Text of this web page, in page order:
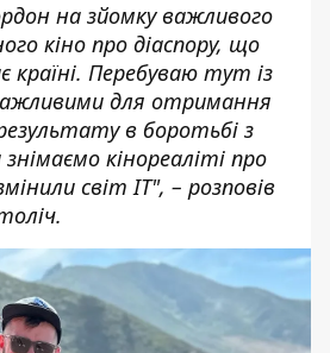
на зйомку важливого
кіно про діаспору, що
країні. Перебуваю тут із
для отримання
в боротьбі з
кінореаліті про
світ IT", – розповів